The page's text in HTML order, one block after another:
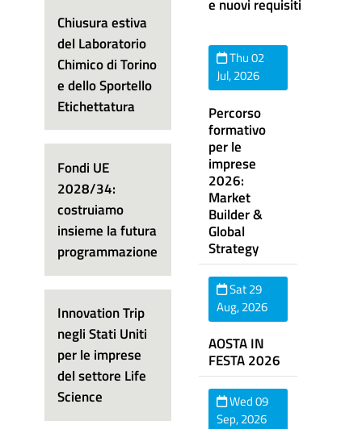
Chiusura estiva
del Laboratorio
Chimico di Torino
e dello Sportello
Etichettatura
Fondi UE
2028/34:
costruiamo
insieme la futura
programmazione
Innovation Trip
negli Stati Uniti
per le imprese
del settore Life
Science
e nuovi requisiti
Thu 02
Jul, 2026
Percorso
formativo
per le
imprese
2026:
Market
Builder &
Global
Strategy
Sat 29
Aug, 2026
AOSTA IN
FESTA 2026
Wed 09
Sep, 2026